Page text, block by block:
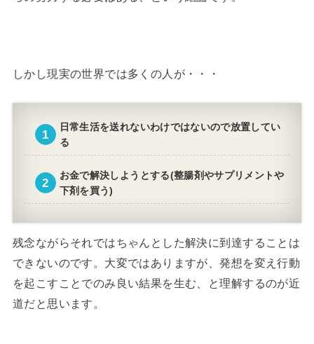
しかし現実の世界では多くの人が・・・
日常生活を送れないわけではないので放置してい
る
お金で解決しようとする(整腸剤やサプリメントや
下剤を買う)
残念ながらそれではちゃんとした解決に到達することは
できないのです。大変ではありますが、発想を変え行動
を起こすことでのみ良い結果を生む、と理解するのが近
道だと思います。